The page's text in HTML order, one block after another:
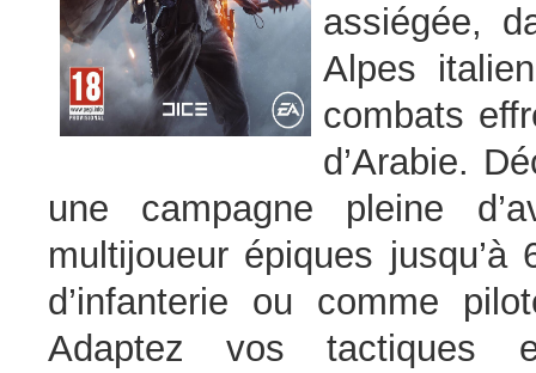
assiégée,
Alpes
combats
d’Arabie.
une campagne pleine
multijoueur épiques
d’infanterie ou comme
Adaptez vos tactiques